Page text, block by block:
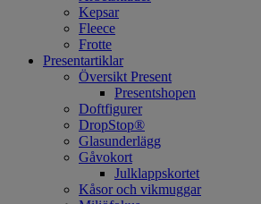
Kepsar
Fleece
Frotte
Presentartiklar
Översikt Present
Presentshopen
Doftfigurer
DropStop®
Glasunderlägg
Gåvokort
Julklappskortet
Kåsor och vikmuggar